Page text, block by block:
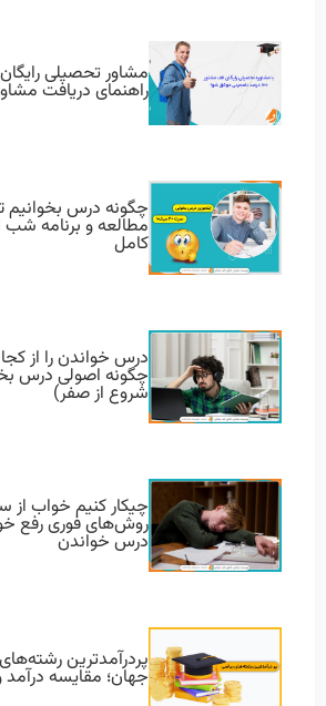
مشاور تحصیلی
راهنمای دریافت
مطالعه و برنامه شب
کامل
درس خواندن را از
چگونه اصولی درس
شروع از صفر)
چیکار کنیم خواب از
روش‌های فوری رفع
درس خواندن
پردرآمدترین
جهان؛ مقایسه درآمد و